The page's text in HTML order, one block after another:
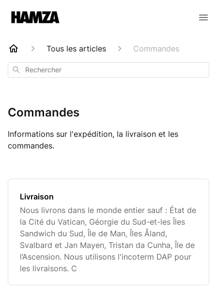
Tous les articles Commandes
Rechercher
Commandes
Informations sur l'expédition, la livraison et les
commandes.
Livraison
Nous livrons dans le monde entier sauf : État de
la Cité du Vatican, Géorgie du Sud-et-les Îles
Sandwich du Sud, Île de Man, Îles Åland,
Svalbard et Jan Mayen, Tristan da Cunha, Île de
l’Ascension. Nous utilisons l'incoterm DAP pour
les livraisons. C